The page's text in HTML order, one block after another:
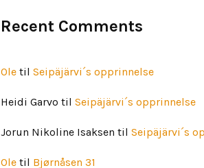
Recent Comments
Oletil Seipäjärvi´s opprinnelse
Heidi Garvo til Seipäjärvi´s opprinnelse
Jorun Nikoline Isaksen til Seipäjärvi´s
Oletil Bjørnåsen 31